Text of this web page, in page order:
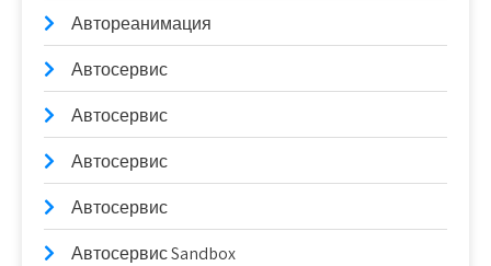
Автореанимация
Автосервис
Автосервис
Автосервис
Автосервис
Автосервис Sandbox